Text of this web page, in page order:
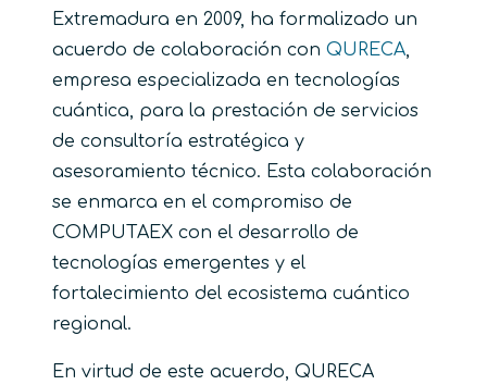
Extremadura en 2009, ha formalizado un
acuerdo de colaboración con QURECA,
empresa especializada en tecnologías
cuántica, para la prestación de servicios
de consultoría estratégica y
asesoramiento técnico. Esta colaboración
se enmarca en el compromiso de
COMPUTAEX con el desarrollo de
tecnologías emergentes y el
fortalecimiento del ecosistema cuántico
regional.
En virtud de este acuerdo, QURECA